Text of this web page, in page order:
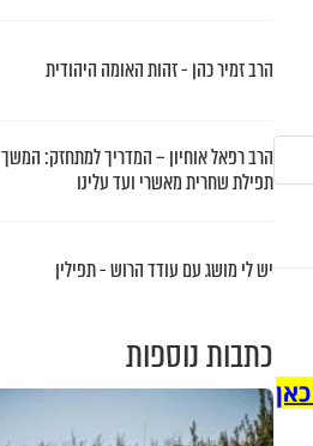
הרב זמיר כהן - זהות האומה היהודית
הרב רפאל אוחיון – המדריך למתחזק: המשך
תפילת שחרית מאשרי ועד עלינו
יש לי מושג עם עודד הרוש - תפילין
כתבות נוספות